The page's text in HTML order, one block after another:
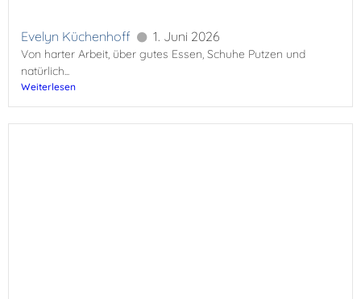
Evelyn Küchenhoff 1. Juni 2026
Von harter Arbeit, über gutes Essen, Schuhe Putzen und
natürlich...
Weiterlesen